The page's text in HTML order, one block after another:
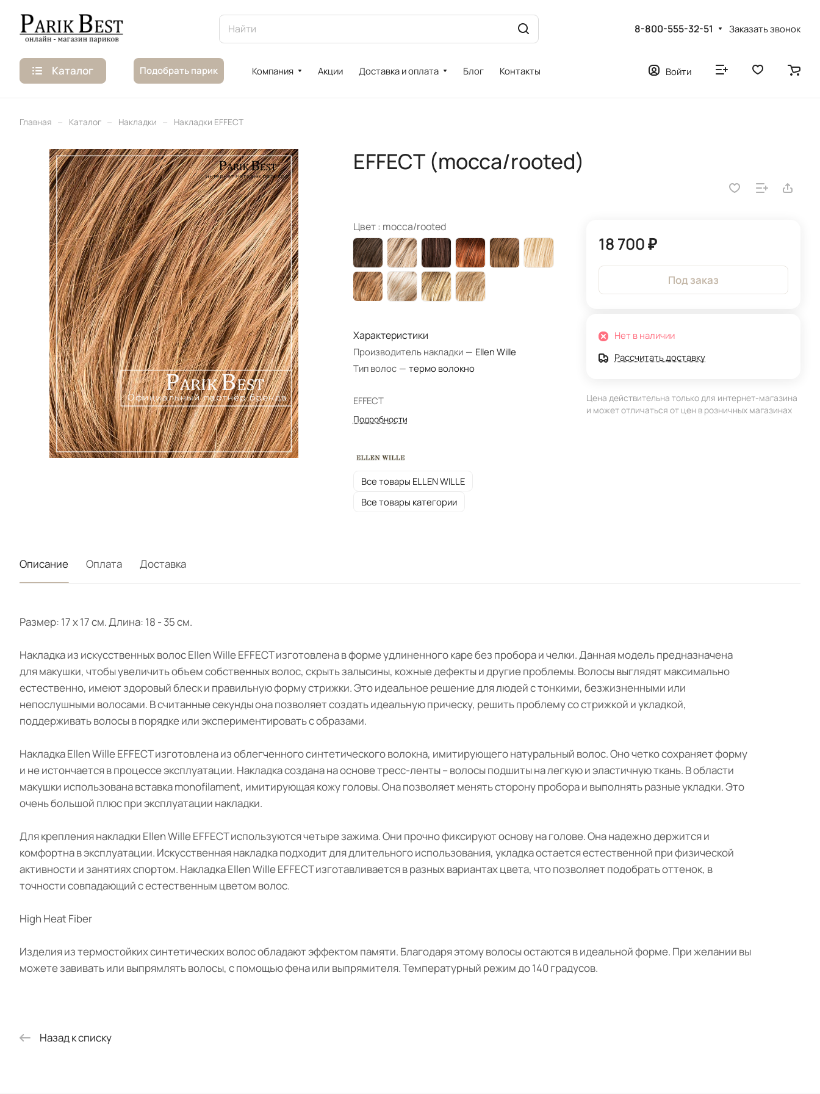
8-800-555-32-51 Заказать звонок
Каталог Подобрать парик Компания Акции Доставка и оплата Блог Контакты Войти
Главная – Каталог – Накладки – Накладки EFFECT
EFFECT (mocca/rooted)
Цвет : mocca/rooted
Характеристики
Производитель накладки — Ellen Wille
Тип волос — термо волокно
EFFECT
Подробности
Все товары ELLEN WILLE
Все товары категории
18 700 ₽
Под заказ
Нет в наличии
Рассчитать доставку
Цена действительна только для интернет-магазина
и может отличаться от цен в розничных магазинах
Описание Оплата Доставка
Размер: 17 x 17 см. Длина: 18 - 35 cм.
Накладка из искусственных волос Ellen Wille EFFECT изготовлена в форме удлиненного каре без пробора и челки. Данная модель предназначена
для макушки, чтобы увеличить объем собственных волос, скрыть залысины, кожные дефекты и другие проблемы. Волосы выглядят максимально
естественно, имеют здоровый блеск и правильную форму стрижки. Это идеальное решение для людей с тонкими, безжизненными или
непослушными волосами. В считанные секунды она позволяет создать идеальную прическу, решить проблему со стрижкой и укладкой,
поддерживать волосы в порядке или экспериментировать с образами.
Накладка Ellen Wille EFFECT изготовлена из облегченного синтетического волокна, имитирующего натуральный волос. Оно четко сохраняет форму
и не истончается в процессе эксплуатации. Накладка создана на основе тресс-ленты – волосы подшиты на легкую и эластичную ткань. В области
макушки использована вставка monofilament, имитирующая кожу головы. Она позволяет менять сторону пробора и выполнять разные укладки. Это
очень большой плюс при эксплуатации накладки.
Для крепления накладки Ellen Wille EFFECT используются четыре зажима. Они прочно фиксируют основу на голове. Она надежно держится и
комфортна в эксплуатации. Искусственная накладка подходит для длительного использования, укладка остается естественной при физической
активности и занятиях спортом. Накладка Ellen Wille EFFECT изготавливается в разных вариантах цвета, что позволяет подобрать оттенок, в
точности совпадающий с естественным цветом волос.
High Heat Fiber
Изделия из термостойких синтетических волос обладают эффектом памяти. Благодаря этому волосы остаются в идеальной форме. При желании вы
можете завивать или выпрямлять волосы, с помощью фена или выпрямителя. Температурный режим до 140 градусов.
Назад к списку